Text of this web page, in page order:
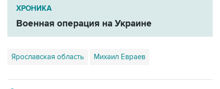
ХРОНИКА
Военная операция на Украине
Ярославская область Михаил Евраев